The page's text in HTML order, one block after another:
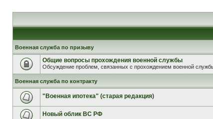
Военная служба по призыву
Общие вопросы прохождения военной службы
Обсуждение проблем, связанных с прохождением военной
Военная служба по контракту
"Военная ипотека" (старая редакция)
Новый облик ВС РФ